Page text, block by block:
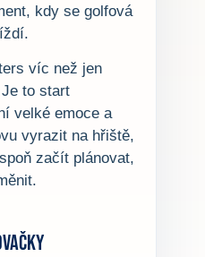
kdy se golfová
víc než jen
to start
velké emoce a
vyrazit na hřiště,
začít plánovat,